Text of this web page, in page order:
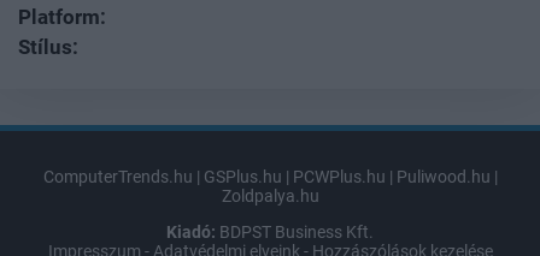
Platform:
Stílus:
ComputerTrends.hu | GSPlus.hu | PCWPlus.hu | Puliwood.hu |
Zoldpalya.hu
Kiadó: BDPST Business Kft.
Impresszum - Adatvédelmi elveink - Hozzászólások kezelése